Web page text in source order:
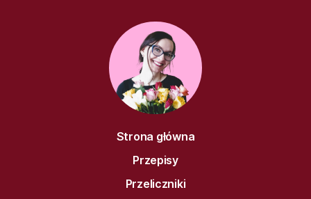
Strona główna
Przepisy
Przeliczniki